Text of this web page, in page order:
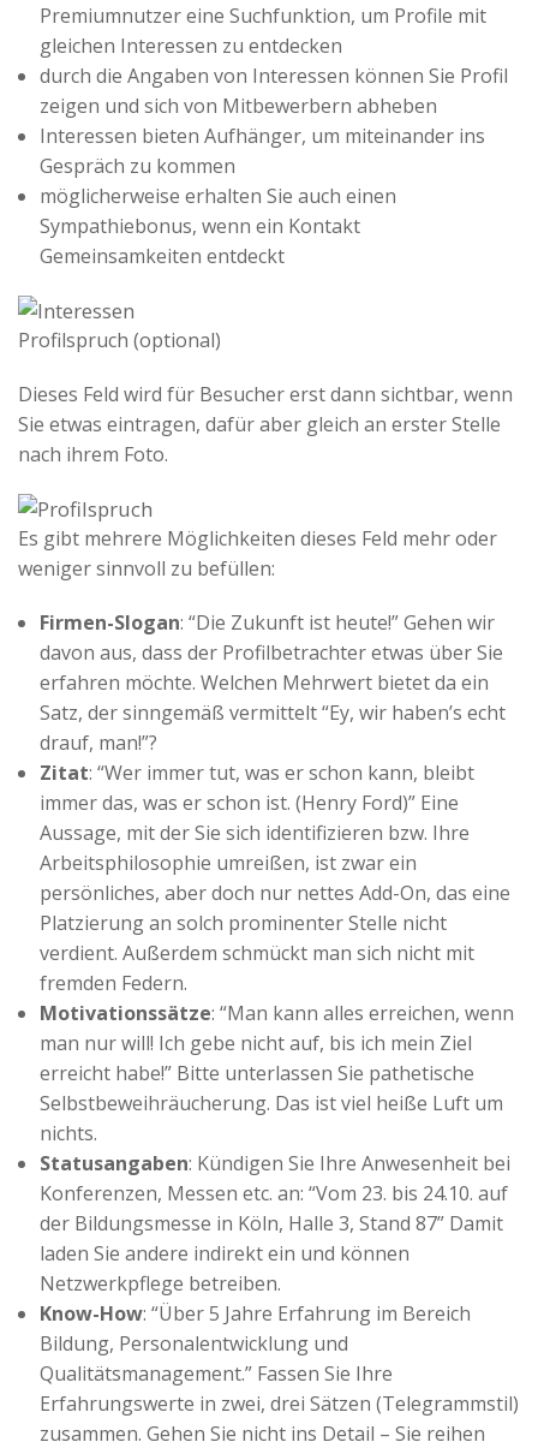
Premiumnutzer eine Suchfunktion, um Profile mit
gleichen Interessen zu entdecken
durch die Angaben von Interessen können Sie Profil
zeigen und sich von Mitbewerbern abheben
Interessen bieten Aufhänger, um miteinander ins
Gespräch zu kommen
möglicherweise erhalten Sie auch einen
Sympathiebonus, wenn ein Kontakt
Gemeinsamkeiten entdeckt
Profilspruch (optional)
Dieses Feld wird für Besucher erst dann sichtbar, wenn
Sie etwas eintragen, dafür aber gleich an erster Stelle
nach ihrem Foto.
Es gibt mehrere Möglichkeiten dieses Feld mehr oder
weniger sinnvoll zu befüllen:
Firmen-Slogan: “Die Zukunft ist heute!” Gehen wir
davon aus, dass der Profilbetrachter etwas über Sie
erfahren möchte. Welchen Mehrwert bietet da ein
Satz, der sinngemäß vermittelt “Ey, wir haben’s echt
drauf, man!”?
Zitat: “Wer immer tut, was er schon kann, bleibt
immer das, was er schon ist. (Henry Ford)” Eine
Aussage, mit der Sie sich identifizieren bzw. Ihre
Arbeitsphilosophie umreißen, ist zwar ein
persönliches, aber doch nur nettes Add-On, das eine
Platzierung an solch prominenter Stelle nicht
verdient. Außerdem schmückt man sich nicht mit
fremden Federn.
Motivationssätze: “Man kann alles erreichen, wenn
man nur will! Ich gebe nicht auf, bis ich mein Ziel
erreicht habe!” Bitte unterlassen Sie pathetische
Selbstbeweihräucherung. Das ist viel heiße Luft um
nichts.
Statusangaben: Kündigen Sie Ihre Anwesenheit bei
Konferenzen, Messen etc. an: “Vom 23. bis 24.10. auf
der Bildungsmesse in Köln, Halle 3, Stand 87” Damit
laden Sie andere indirekt ein und können
Netzwerkpflege betreiben.
Know-How: “Über 5 Jahre Erfahrung im Bereich
Bildung, Personalentwicklung und
Qualitätsmanagement.” Fassen Sie Ihre
Erfahrungswerte in zwei, drei Sätzen (Telegrammstil)
zusammen. Gehen Sie nicht ins Detail – Sie reihen